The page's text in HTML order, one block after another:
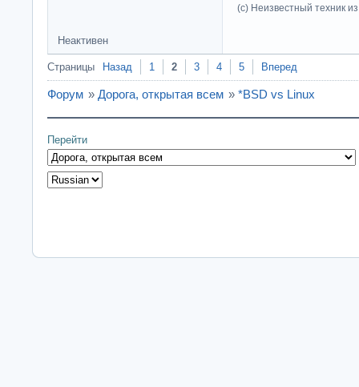
(c) Неизвестный техник
Неактивен
Страницы Назад 1 2 3 4 5 Вперед
Форум » Дорога, открытая всем » *BSD vs Linux
Перейти